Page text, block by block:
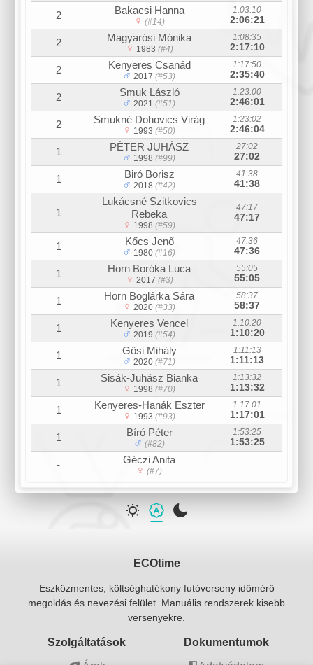
2 Bakacsi Hanna
(#14)
1:03:10
2:06:21
2 Magyarósi Mónika
1983 (#4)
1:08:35
2:17:10
2 Kenyeres Csanád
2017 (#53)
1:17:50
2:35:40
2 Smuk László
2021 (#51)
1:23:00
2:46:01
2 Smukné Dohovics Virág
1993 (#50)
1:23:02
2:46:04
1 PÉTER JUHÁSZ
1998 (#99)
27:02
27:02
1 Biró Borisz
2018 (#42)
41:38
41:38
1
Lukácsné Szitkovics
Rebeka
1998 (#59)
47:17
47:17
1 Kőcs Jenő
1980 (#16)
47:36
47:36
1 Horn Boróka Luca
2017 (#3)
55:05
55:05
1 Horn Boglárka Sára
2020 (#33)
58:37
58:37
1 Kenyeres Vencel
2019 (#54)
1:10:20
1:10:20
1 Gősi Mihály
2020 (#71)
1:11:13
1:11:13
1 Sisák-Juhász Bianka
1998 (#70)
1:13:32
1:13:32
1 Kenyeres-Hanák Eszter
1993 (#93)
1:17:01
1:17:01
1 Bíró Péter
(#82)
1:53:25
1:53:25
- Géczi Anita
(#7)
ECOtime
Eszközmentes, költséghatékony futóverseny időmérő
megoldás és nevezési felület. Manuális rendszerek kisebb
versenyekre.
Szolgáltatások
Dokumentumok